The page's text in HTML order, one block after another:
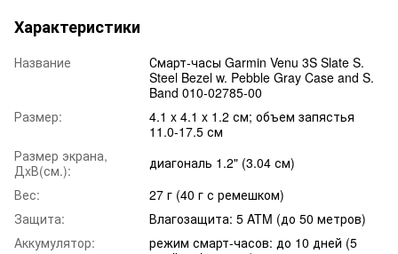
Характеристики
Название
Смарт-часы Garmin Venu 3S Slate S.
Steel Bezel w. Pebble Gray Case and S.
Band 010-02785-00
Размер:
4.1 x 4.1 x 1.2 см; объем запястья
11.0-17.5 см
Размер экрана,
ДxВ(см.):
диагональ 1.2" (3.04 см)
Вес:
27 г (40 г с ремешком)
Защита:
Влагозащита: 5 ATM (до 50 метров)
Аккумулятор:
режим смарт-часов: до 10 дней (5